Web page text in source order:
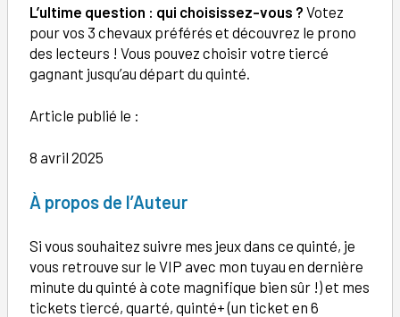
L’ultime question : qui choisissez-vous ? Votez
pour vos 3 chevaux préférés et découvrez le prono
des lecteurs ! Vous pouvez choisir votre tiercé
gagnant jusqu’au départ du quinté.
Article publié le :
8 avril 2025
À propos de l’Auteur
Si vous souhaitez suivre mes jeux dans ce quinté, je
vous retrouve sur le VIP avec mon tuyau en dernière
minute du quinté à cote magnifique bien sûr !) et mes
tickets tiercé, quarté, quinté+ (un ticket en 6